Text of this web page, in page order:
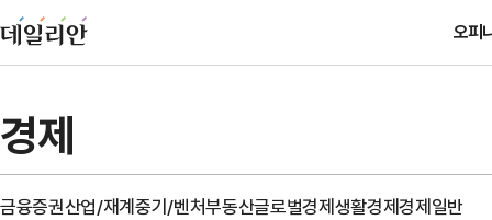
오피
경제
금융증권산업/재계중기/벤처부동산글로벌경제생활경제경제일반